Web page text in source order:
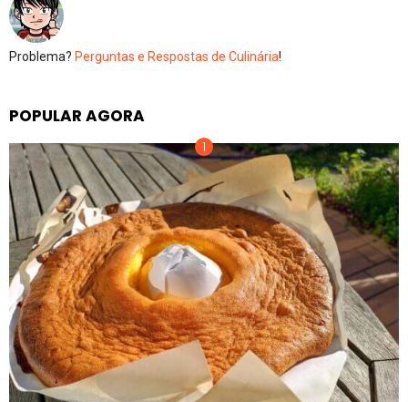
Problema? Perguntas e Respostas de Culinária!
POPULAR AGORA